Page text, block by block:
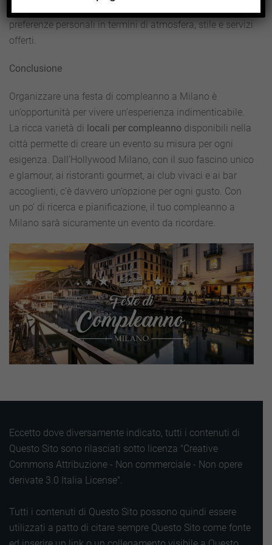
preferenze personali in termini di atmosfera, stile e servizi
offerti.
Conclusione
Organizzare una festa di compleanno a Milano è
un’opportunità per vivere un’esperienza indimenticabile.
La ricca varietà di locali per compleanno disponibili nella
città permette di creare un evento su misura per ogni
esigenza. Dall’Hollywood Milano, con il suo fascino unico
e glamour, ai ristoranti gourmet, ai club vivaci e ai bar
accoglienti, c’è davvero un’opzione per ogni gusto. Con
un po’ di ricerca e pianificazione, il tuo compleanno a
Milano sarà sicuramente un evento da ricordare.
Eccetto dove diversamente indicato, tutti i contenuti di
Questo Sito sono rilasciati sotto licenza "Creative
Commons Attribuzione - Non commerciale - Non opere
derivate 3.0 Italia License".
Tutti i contenuti di Questo Sito possono quindi essere
utilizzati a patto di citare sempre Questo Sito come fonte